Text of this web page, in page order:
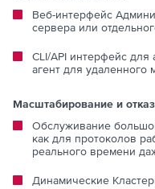
Веб-интерфейс
сервера или
CLI/API интерфейс для
агент для удаленного
Масштабирование и
Обслуживание
как для протоколов
реального времени
Динамические